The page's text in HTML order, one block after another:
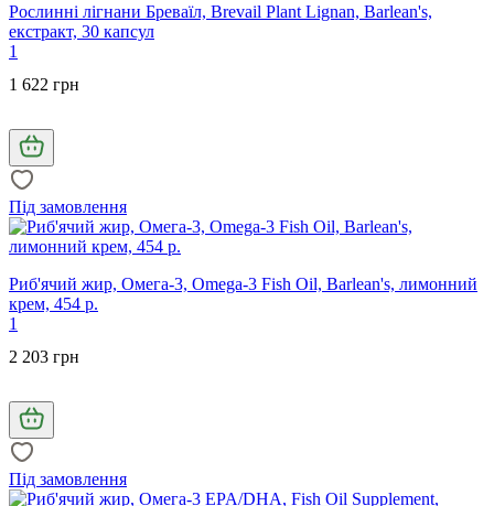
Рослинні лігнани Бреваїл, Brevail Plant Lignan, Barlean's,
екстракт, 30 капсул
1
1 622 грн
Під замовлення
Риб'ячий жир, Омега-3, Omega-3 Fish Oil, Barlean's, лимонний
крем, 454 р.
1
2 203 грн
Під замовлення